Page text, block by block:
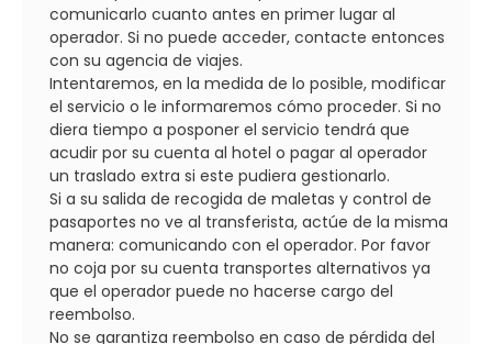
comunicarlo cuanto antes en primer lugar al
operador. Si no puede acceder, contacte entonces
con su agencia de viajes.
Intentaremos, en la medida de lo posible, modificar
el servicio o le informaremos cómo proceder. Si no
diera tiempo a posponer el servicio tendrá que
acudir por su cuenta al hotel o pagar al operador
un traslado extra si este pudiera gestionarlo.
Si a su salida de recogida de maletas y control de
pasaportes no ve al transferista, actúe de la misma
manera: comunicando con el operador. Por favor
no coja por su cuenta transportes alternativos ya
que el operador puede no hacerse cargo del
reembolso.
No se garantiza reembolso en caso de pérdida del